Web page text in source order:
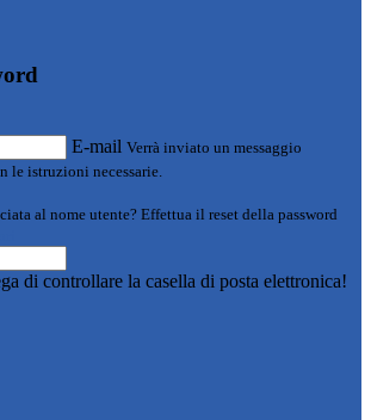
E-mail Verrà inviato un messaggio
le istruzioni necessarie.
al nome utente? Effettua il reset della password
di controllare la casella di posta elettronica!